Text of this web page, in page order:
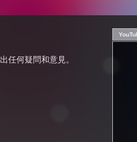
任何疑問和意見。